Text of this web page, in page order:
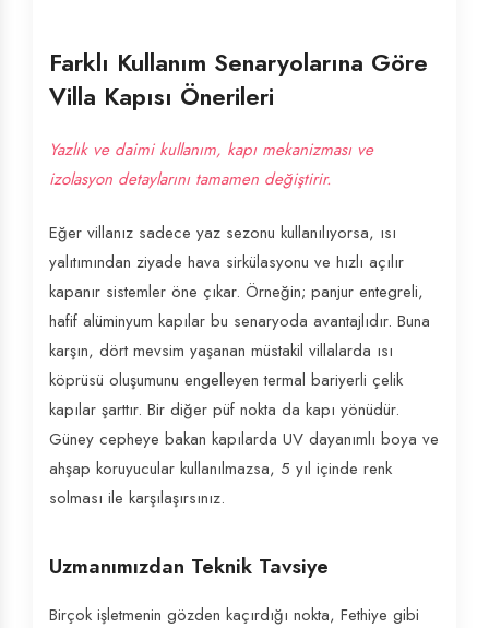
Farklı Kullanım Senaryolarına Göre
Villa Kapısı Önerileri
Yazlık ve daimi kullanım, kapı mekanizması ve
izolasyon detaylarını tamamen değiştirir.
Eğer villanız sadece yaz sezonu kullanılıyorsa, ısı
yalıtımından ziyade hava sirkülasyonu ve hızlı açılır
kapanır sistemler öne çıkar. Örneğin; panjur entegreli,
hafif alüminyum kapılar bu senaryoda avantajlıdır. Buna
karşın, dört mevsim yaşanan müstakil villalarda ısı
köprüsü oluşumunu engelleyen termal bariyerli çelik
kapılar şarttır. Bir diğer püf nokta da kapı yönüdür.
Güney cepheye bakan kapılarda UV dayanımlı boya ve
ahşap koruyucular kullanılmazsa, 5 yıl içinde renk
solması ile karşılaşırsınız.
Uzmanımızdan Teknik Tavsiye
Birçok işletmenin gözden kaçırdığı nokta, Fethiye gibi